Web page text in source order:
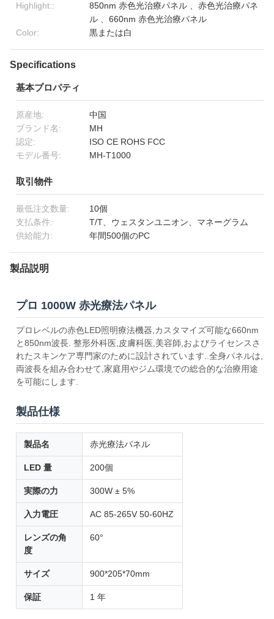
Highlight::
850nm 赤色光治療パネル 、赤色光治療パネ
ル 、660nm 赤色光治療パネル
Color:
黒または白
Specifications
基本プロパティ
原産地:
中国
ブランド名:
MH
認定:
ISO CE ROHS FCC
モデル番号:
MH-T1000
取引物件
最低注文数量:
10個
支払条件:
T/T、ウェスタンユニオン、マネーグラム
供給能力:
年間500個のPC
製品説明
プロ 1000W 赤光療法パネル
プロレベルの赤色LED照明療法機器,カスタマイズ可能な660nm
と850nm波長. 整形外科医,皮膚科医,美容師,およびライセンスさ
れたスキンケア専門家のために設計されています..全身パネルは,
両波長を組み合わせて,家庭用やジム環境での総合的な治療用途
を可能にします.
製品仕様
製品名 赤光療法パネル
LED 量 200個
実際の力 300W ± 5%
入力電圧 AC 85-265V 50-60HZ
レンズの角
度
60°
サイズ 900*205*70mm
保証 1 年